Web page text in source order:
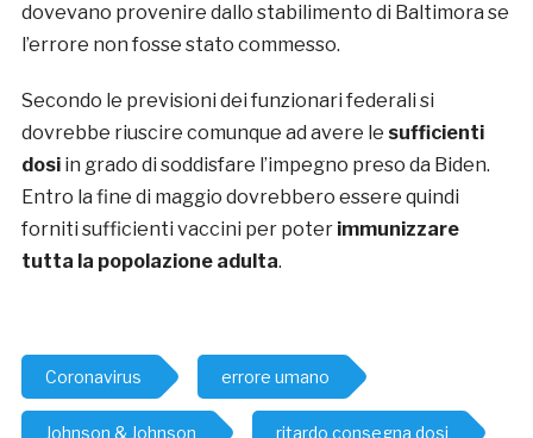
dovevano provenire dallo stabilimento di Baltimora se
l’errore non fosse stato commesso.
Secondo le previsioni dei funzionari federali si
dovrebbe riuscire comunque ad avere le sufficienti
dosiin grado di soddisfare l’impegno preso da Biden.
Entro la fine di maggio dovrebbero essere quindi
forniti sufficienti vaccini per poter immunizzare
tutta la popolazione adulta.
Coronavirus errore umano
Johnson & Johnson ritardo consegna dosi